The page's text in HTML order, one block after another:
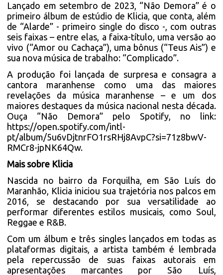
Lançado em setembro de 2023, “Não Demora” é o
primeiro álbum de estúdio de Klicia, que conta, além
de “Alarde” - primeiro single do disco -, com outras
seis faixas – entre elas, a faixa-título, uma versão ao
vivo (“Amor ou Cachaça”), uma bônus (“Teus Ais”) e
sua nova música de trabalho: “Complicado”.
A produção foi lançada de surpresa e consagra a
cantora maranhense como uma das maiores
revelações da música maranhense – e um dos
maiores destaques da música nacional nesta década.
Ouça “Não Demora” pelo Spotify, no link:
https://open.spotify.com/intl-
pt/album/5u6vDjtnrFO1rsRHj8AvpC?si=71z8bwV-
RMCr8-jpNK64Qw.
Mais sobre Klicia
Nascida no bairro da Forquilha, em São Luís do
Maranhão, Klicia iniciou sua trajetória nos palcos em
2016, se destacando por sua versatilidade ao
performar diferentes estilos musicais, como Soul,
Reggae e R&B.
Com um álbum e três singles lançados em todas as
plataformas digitais, a artista também é lembrada
pela repercussão de suas faixas autorais em
apresentações marcantes por São Luís,